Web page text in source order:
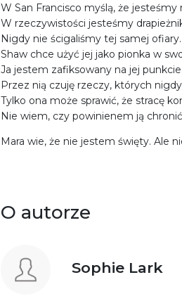
W San Francisco myślą, że
W rzeczywistości jesteśmy
Nigdy nie ścigaliśmy tej samej
Shaw chce użyć jej jako pionka w
Ja jestem zafiksowany na jej
Przez nią czuję rzeczy, których
Tylko ona może sprawić, że stracę
Nie wiem, czy powinienem ją
Mara wie, że nie jestem święty. Ale
O autorze
Sophie Lark